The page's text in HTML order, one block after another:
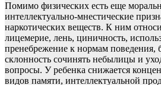
Помимо физических есть еще
интеллектуально-мнестические
наркотических веществ. К ним
лицемерие, лень, циничность,
пренебрежение к нормам поведения,
склонность сочинять небылицы и
вопросы. У ребенка снижается
видов памяти, интеллектуальной